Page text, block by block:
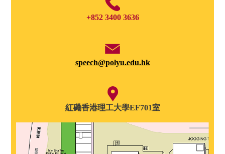
+852 3400 3636
speech@polyu.edu.hk
紅磡香港理工大學EF701室